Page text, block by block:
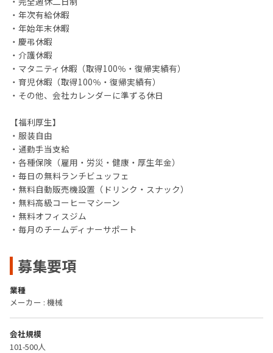
・年次有給休暇
・年始年末休暇
・慶弔休暇
・介護休暇
・マタニティ休暇（取得100％・復帰実績有）
・育児休暇（取得100％・復帰実績有）
・その他、会社カレンダーに準ずる休日
【福利厚生】
・服装自由
・通勤手当支給
・各種保険（雇用・労災・健康・厚生年金）
・毎日の無料ランチビュッフェ
・無料自動販売機設置（ドリンク・スナック）
・無料高級コーヒーマシーン
・無料オフィスジム
・毎月のチームディナーサポート
募集要項
業種
メーカー : 機械
会社規模
101-500人